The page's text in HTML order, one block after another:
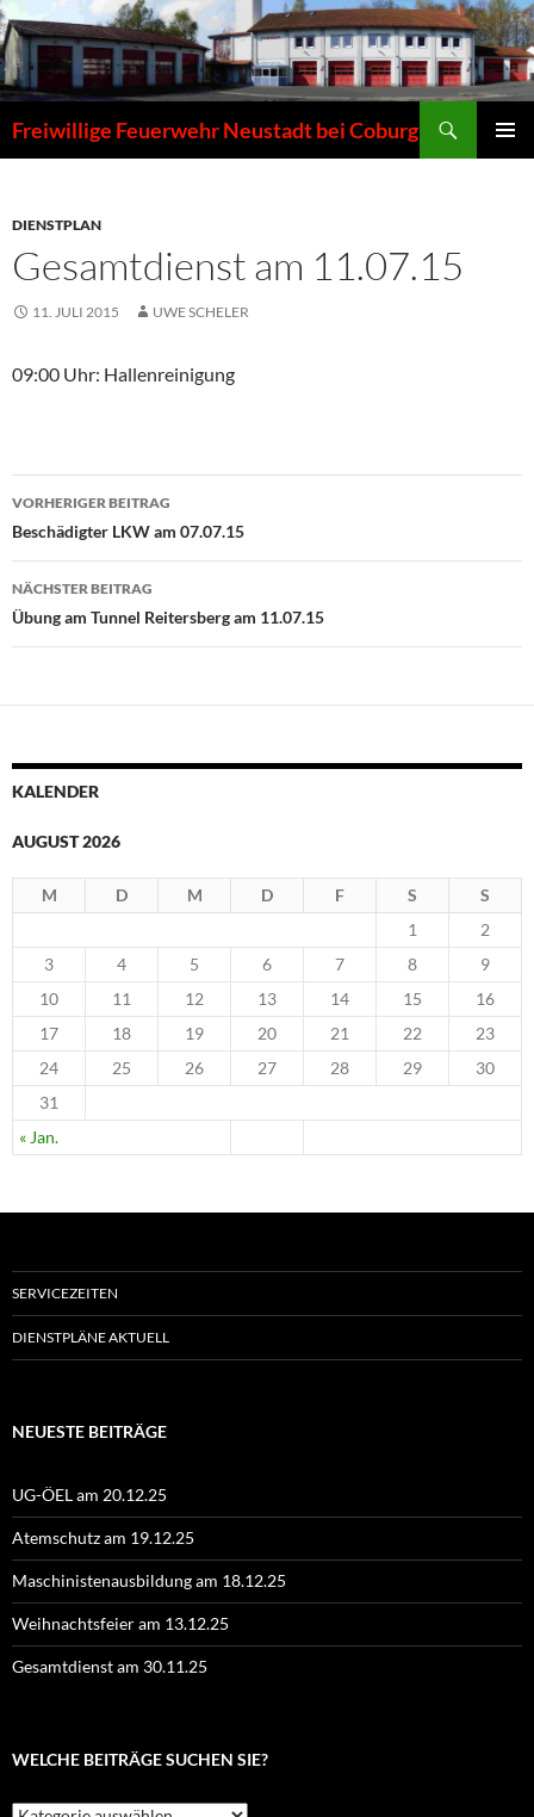
Zum
Inhalt
springen
Freiwillige Feuerwehr Neustadt bei Coburg
DIENSTPLAN
Gesamtdienst am 11.07.15
11. JULI 2015 UWE SCHELER
09:00 Uhr: Hallenreinigung
Beitragsnavigation
VORHERIGER BEITRAG
Beschädigter LKW am 07.07.15
NÄCHSTER BEITRAG
Übung am Tunnel Reitersberg am 11.07.15
KALENDER
AUGUST 2026
M D M D F S S
« Jan.
1
2
3
4 5 6 7 8
9
10
11 12 13 14 15
16
17
18 19 20 21 22
23
24
25 26 27 28 29
30
31
SERVICEZEITEN
DIENSTPLÄNE AKTUELL
NEUESTE BEITRÄGE
UG-ÖEL am 20.12.25
Atemschutz am 19.12.25
Maschinistenausbildung am 18.12.25
Weihnachtsfeier am 13.12.25
Gesamtdienst am 30.11.25
WELCHE BEITRÄGE SUCHEN SIE?
Welche